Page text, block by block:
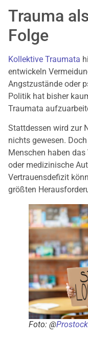
Trauma
Folge
Kollektive Traumata
entwickeln
Angstzustände oder
Politik hat bisher
Traumata
Stattdessen wird zur
nichts gewesen.
Menschen haben
oder medizinische
Vertrauensdefizit
größten
Foto: @